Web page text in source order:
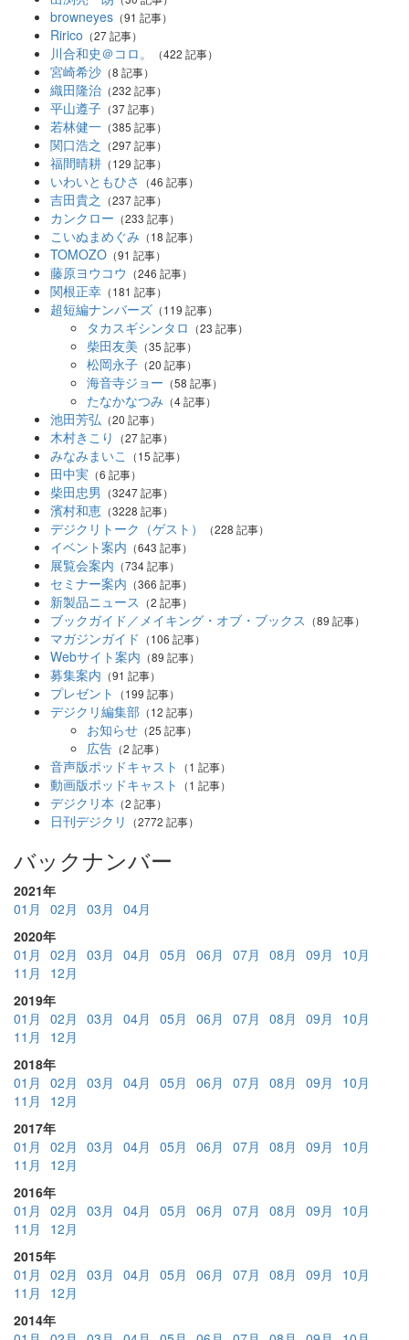
browneyes （91 記事）
Ririco （27 記事）
川合和史＠コロ。 （422 記事）
宮崎希沙 （8 記事）
織田隆治 （232 記事）
平山遵子 （37 記事）
若林健一 （385 記事）
関口浩之 （297 記事）
福間晴耕 （129 記事）
いわいともひさ （46 記事）
吉田貴之 （237 記事）
カンクロー （233 記事）
こいぬまめぐみ （18 記事）
TOMOZO （91 記事）
藤原ヨウコウ （246 記事）
関根正幸 （181 記事）
超短編ナンバーズ （119 記事）
タカスギシンタロ （23 記事）
柴田友美 （35 記事）
松岡永子 （20 記事）
海音寺ジョー （58 記事）
たなかなつみ （4 記事）
池田芳弘 （20 記事）
木村きこり （27 記事）
みなみまいこ （15 記事）
田中実 （6 記事）
柴田忠男 （3247 記事）
濱村和恵 （3228 記事）
デジクリトーク（ゲスト） （228 記事）
イベント案内 （643 記事）
展覧会案内 （734 記事）
セミナー案内 （366 記事）
新製品ニュース （2 記事）
ブックガイド／メイキング・オブ・ブックス （89 記事）
マガジンガイド （106 記事）
Webサイト案内 （89 記事）
募集案内 （91 記事）
プレゼント （199 記事）
デジクリ編集部 （12 記事）
お知らせ （25 記事）
広告 （2 記事）
音声版ポッドキャスト （1 記事）
動画版ポッドキャスト （1 記事）
デジクリ本 （2 記事）
日刊デジクリ （2772 記事）
バックナンバー
2021年
01月
02月 03月
04月
2020年
01月
02月 03月 04月 05月 06月 07月 08月 09月
10月
11月
12月
2019年
01月
02月 03月 04月 05月 06月 07月 08月 09月
10月
11月
12月
2018年
01月
02月 03月 04月 05月 06月 07月 08月 09月
10月
11月
12月
2017年
01月
02月 03月 04月 05月 06月 07月 08月 09月
10月
11月
12月
2016年
01月
02月 03月 04月 05月 06月 07月 08月 09月
10月
11月
12月
2015年
01月
02月 03月 04月 05月 06月 07月 08月 09月
10月
11月
12月
2014年